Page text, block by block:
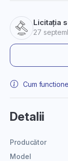
Licitația
27
Cum
Detalii
Producător
Model